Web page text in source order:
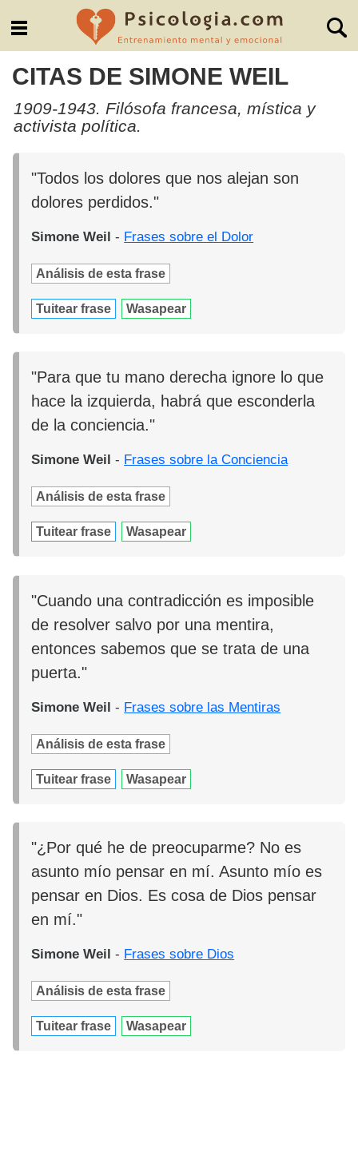
CITAS DE SIMONE WEIL
1909-1943. Filósofa francesa, mística y
activista política.
"Todos los dolores que nos alejan son
dolores perdidos."
Simone Weil - Frases sobre el Dolor
Análisis de esta frase
Tuitear frase Wasapear
"Para que tu mano derecha ignore lo que
hace la izquierda, habrá que esconderla
de la conciencia."
Simone Weil - Frases sobre la Conciencia
Análisis de esta frase
Tuitear frase Wasapear
"Cuando una contradicción es imposible
de resolver salvo por una mentira,
entonces sabemos que se trata de una
puerta."
Simone Weil - Frases sobre las Mentiras
Análisis de esta frase
Tuitear frase Wasapear
"¿Por qué he de preocuparme? No es
asunto mío pensar en mí. Asunto mío es
pensar en Dios. Es cosa de Dios pensar
en mí."
Simone Weil - Frases sobre Dios
Análisis de esta frase
Tuitear frase Wasapear